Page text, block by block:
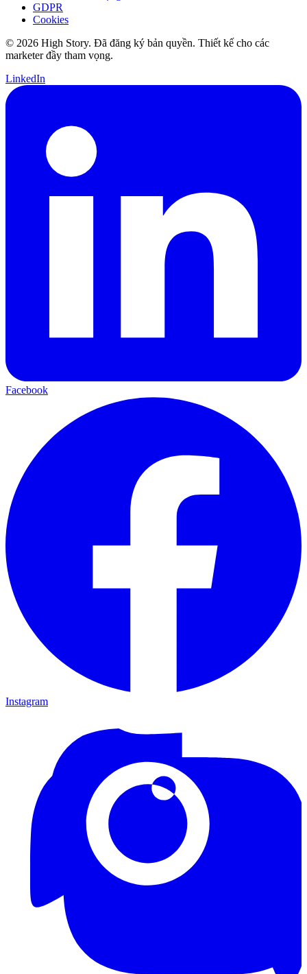
GDPR
Cookies
© 2026 High Story. Đã đăng ký bản quyền. Thiết kế cho các
marketer đầy tham vọng.
LinkedIn
Facebook
Instagram